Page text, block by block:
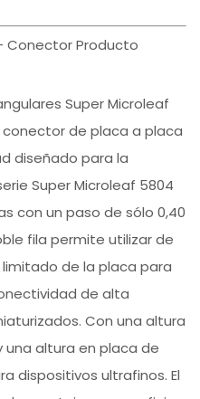
Conector Producto
Super Microleaf
conector de placa a placa
diseñado para la
Super Microleaf 5804
con un paso de sólo 0,40
fila permite utilizar de
de la placa para
de alta
Con una altura
una altura en placa de
dispositivos ultrafinos. El